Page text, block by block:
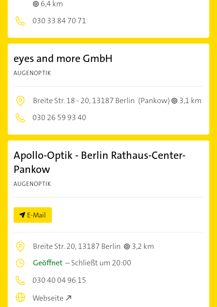
6,4 km
030 33 84 70 71
eyes and more GmbH
AUGENOPTIK
Breite Str. 18 - 20,13187 Berlin (Pankow)
3,1 km
030 26 59 93 40
Apollo-Optik - Berlin Rathaus-Center-
Pankow
AUGENOPTIK
E-Mail
Breite Str. 20,13187 Berlin
3,2 km
Geöffnet –Schließt um 20:00
030 40 04 96 15
Webseite